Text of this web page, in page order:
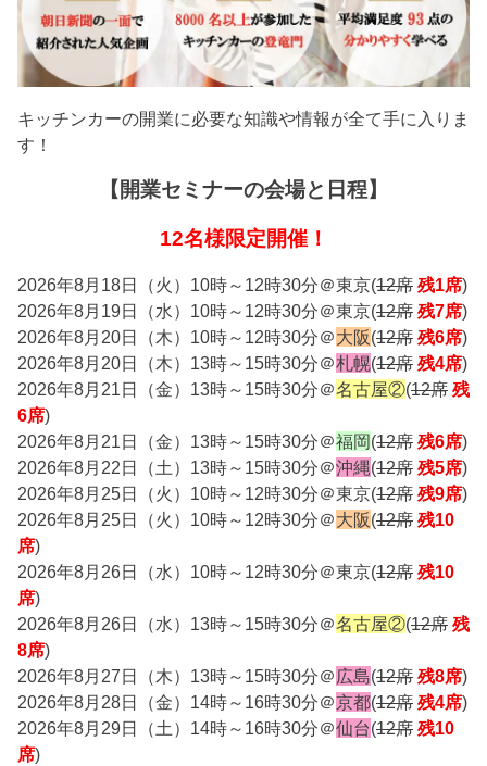
キッチンカーの開業に必要な知識や情報が全て手に入りま
す！
【開業セミナーの会場と日程】
12名様限定開催！
2026年8月18日（火）10時～12時30分＠東京(12席 残1席)
2026年8月19日（水）10時～12時30分＠東京(12席 残7席)
2026年8月20日（木）10時～12時30分＠大阪(12席 残6席)
2026年8月20日（木）13時～15時30分＠札幌(12席 残4席)
2026年8月21日（金）13時～15時30分＠名古屋②(12席 残
6席)
2026年8月21日（金）13時～15時30分＠福岡(12席 残6席)
2026年8月22日（土）13時～15時30分＠沖縄(12席 残5席)
2026年8月25日（火）10時～12時30分＠東京(12席 残9席)
2026年8月25日（火）10時～12時30分＠大阪(12席 残10
席)
2026年8月26日（水）10時～12時30分＠東京(12席 残10
席)
2026年8月26日（水）13時～15時30分＠名古屋②(12席 残
8席)
2026年8月27日（木）13時～15時30分＠ 広島(12席 残8席)
2026年8月28日（金）14時～16時30分＠京都(12席 残4席)
2026年8月29日（土）14時～16時30分＠仙台(12席 残10
席)